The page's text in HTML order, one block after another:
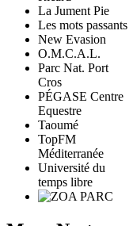
La Jument Pie
Les mots passants
New Evasion
O.M.C.A.L.
Parc Nat. Port
Cros
PÉGASE Centre
Equestre
Taoumé
TopFM
Méditerranée
Université du
temps libre